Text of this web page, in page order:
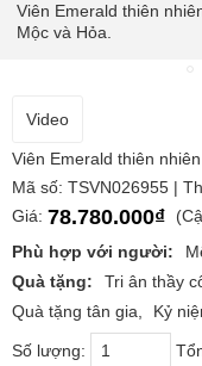
Viên Emerald thiên
Mộc và Hỏa.
Video
Viên Emerald thiên
Mã số: TSVN026955 |
Giá: 78.780.000₫
Phù hợp với người:
Quà tặng:
Tri ân thầy
Quà tặng tân gia
Kỷ
Số lượng: